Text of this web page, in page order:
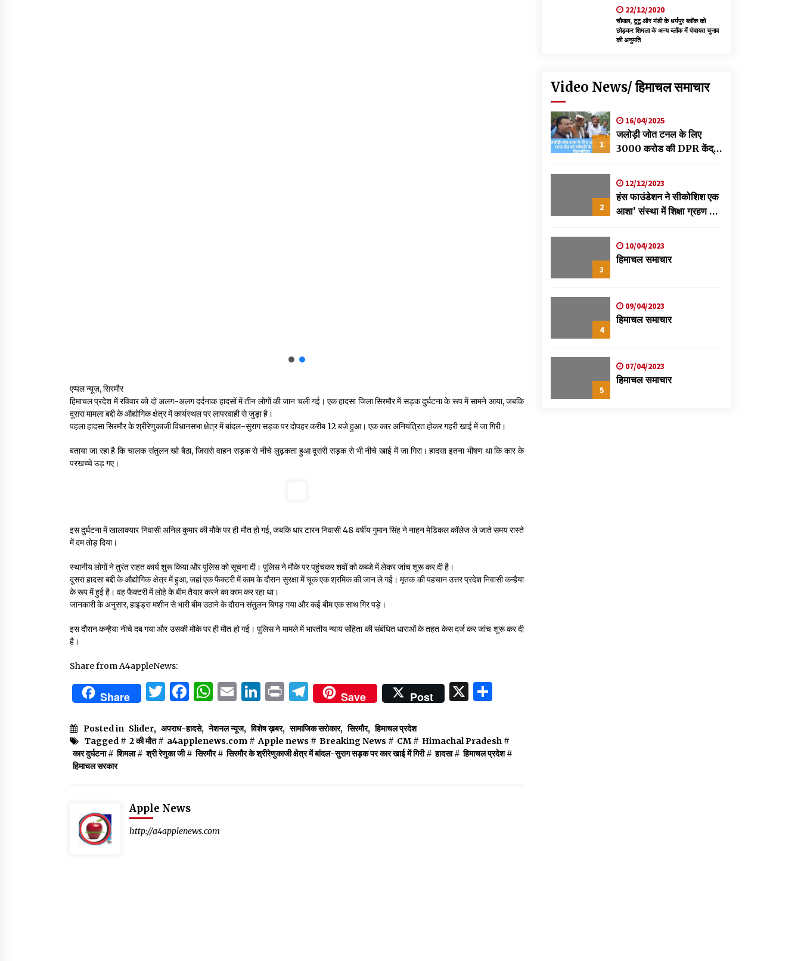
एप्पल न्यूज़, सिरमौर
हिमाचल प्रदेश में रविवार को दो अलग-अलग दर्दनाक हादसों में तीन लोगों की जान चली गई। एक हादसा जिला सिरमौर में सड़क दुर्घटना के रूप में सामने आया, जबकि
दूसरा मामला बद्दी के औद्योगिक क्षेत्र में कार्यस्थल पर लापरवाही से जुड़ा है।
पहला हादसा सिरमौर के श्रीरेणुकाजी विधानसभा क्षेत्र में बांदल-सुराग सड़क पर दोपहर करीब 12 बजे हुआ। एक कार अनियंत्रित होकर गहरी खाई में जा गिरी।
बताया जा रहा है कि चालक संतुलन खो बैठा, जिससे वाहन सड़क से नीचे लुढ़कता हुआ दूसरी सड़क से भी नीचे खाई में जा गिरा। हादसा इतना भीषण था कि कार के
परखच्चे उड़ गए।
इस दुर्घटना में खालाक्यार निवासी अनिल कुमार की मौके पर ही मौत हो गई, जबकि धार टारन निवासी 48 वर्षीय गुमान सिंह ने नाहन मेडिकल कॉलेज ले जाते समय रास्ते
में दम तोड़ दिया।
स्थानीय लोगों ने तुरंत राहत कार्य शुरू किया और पुलिस को सूचना दी। पुलिस ने मौके पर पहुंचकर शवों को कब्जे में लेकर जांच शुरू कर दी है।
दूसरा हादसा बद्दी के औद्योगिक क्षेत्र में हुआ, जहां एक फैक्टरी में काम के दौरान सुरक्षा में चूक एक श्रमिक की जान ले गई। मृतक की पहचान उत्तर प्रदेश निवासी कन्हैया
के रूप में हुई है। वह फैक्टरी में लोहे के बीम तैयार करने का काम कर रहा था।
जानकारी के अनुसार, हाइड्रा मशीन से भारी बीम उठाने के दौरान संतुलन बिगड़ गया और कई बीम एक साथ गिर पड़े।
इस दौरान कन्हैया नीचे दब गया और उसकी मौके पर ही मौत हो गई। पुलिस ने मामले में भारतीय न्याय संहिता की संबंधित धाराओं के तहत केस दर्ज कर जांच शुरू कर दी
है।
Share from A4appleNews:
Share Twitter
Facebook
WhatsApp
EmailLinkedIn
PrintTelegram
Save Post X
Posted in Slider, अपराध-हादसे, नेशनल न्यूज, विशेष ख़बर, सामाजिक सरोकार, सिरमौर, हिमाचल प्रदेश
Tagged # 2 की मौत# a4applenews.com # Apple news # Breaking News # CM# Himachal Pradesh #
कार दुर्घटना# शिमला# श्री रेणुका जी# सिरमौर# सिरमौर के श्रीरेणुकाजी क्षेत्र में बांदल-सुराग सड़क पर कार खाई में गिरी# हादसा# हिमाचल प्रदेश#
हिमाचल सरकार
Apple News
http://a4applenews.com
22/12/2020
चौपाल, टूटू और मंडी के धर्मपुर ब्लॉक को
छोड़कर शिमला के अन्य ब्लॉक में पंचायत चुनाव
की अनुमति
Video News/ हिमाचल समाचार
1
16/04/2025
जलोड़ी जोत टनल के लिए
3000 करोड की DPR केंद्र
विक्रमादित्य
2
12/12/2023
हंस फाउंडेशन ने सीकोशिश एक
आशा’ संस्था में शिक्षा ग्रहण कर
स्वास्थ्य शिविर
3
10/04/2023
हिमाचल समाचार
4
09/04/2023
हिमाचल समाचार
5
07/04/2023
हिमाचल समाचार